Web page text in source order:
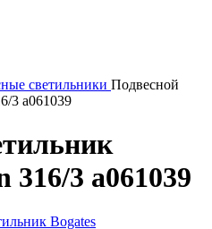
светильники Подвесной
3 a061039
316/3 a061039